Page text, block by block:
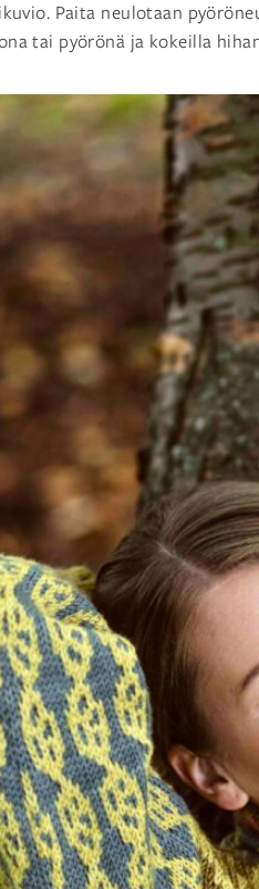
Paita neulotaan
tai pyörönä ja kokeilla